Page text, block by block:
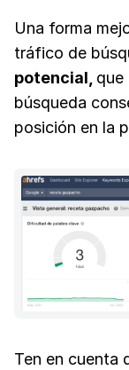
Una forma
tráfico de
potencial, que
búsqueda
posición en la
Ten en cuenta